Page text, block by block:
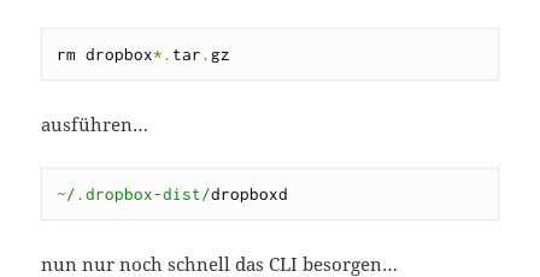
rm dropbox*. tar . gz
ausführen…
~/.dropbox-dist/dropboxd
nun nur noch schnell das CLI besorgen…